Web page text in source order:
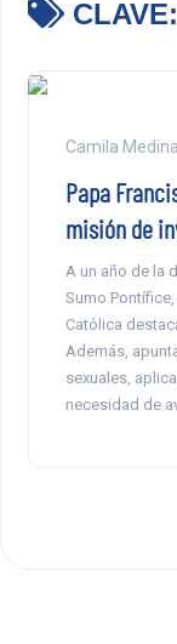
CLAVE:
Camila Medina
Papa
misión de
A un año de la
Sumo
Católica
Además,
sexuales,
necesidad de